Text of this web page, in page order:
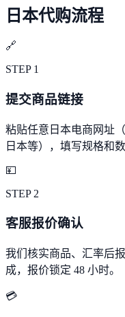
日本代购流程
🔗
STEP 1
提交商品链接
粘贴任意日本电商网址
日本等），填写规格和数
💴
STEP 2
客服报价确认
我们核实商品、汇率后
成，报价锁定 48 小时。
💳